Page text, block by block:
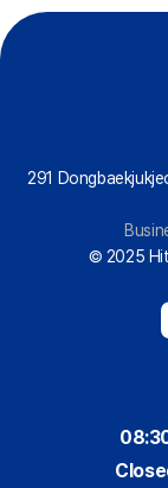
291
© 2025